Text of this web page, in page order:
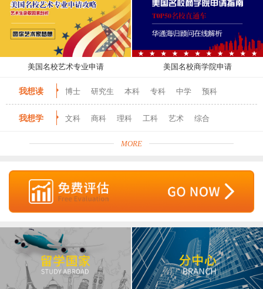
美国名校艺术专业申请 美国名校商学院申请
我想读 博士 研究生 本科 专科 中学 预科
我想学 文科 商科 理科 工科 艺术 综合
MORE